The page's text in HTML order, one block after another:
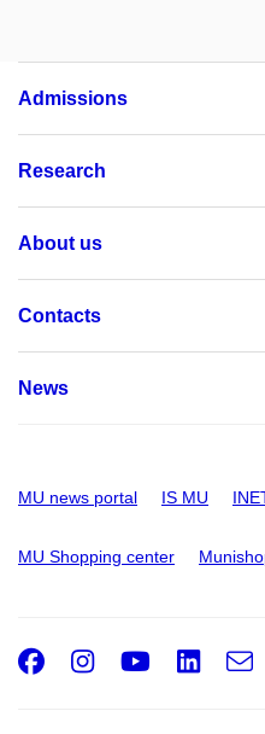
Admissions
Research
About us
Contacts
News
MU news portal IS MU
MU Shopping center
Facebook
Instagram